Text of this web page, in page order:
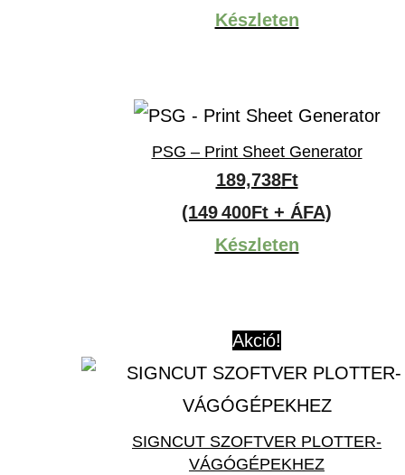
Készleten
PSG – Print Sheet Generator
189,738Ft
(149 400Ft + ÁFA)
Készleten
Akció!
SIGNCUT SZOFTVER PLOTTER-
VÁGÓGÉPEKHEZ